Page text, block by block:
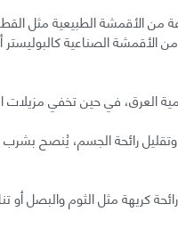
الأقمشة الطبيعية مثل
الأقمشة الصناعية كالبوليستر
العرق، في حين تخفي مزيلات
رائحة الجسم، يُنصح بشرب
كريهة مثل الثوم والبصل أو